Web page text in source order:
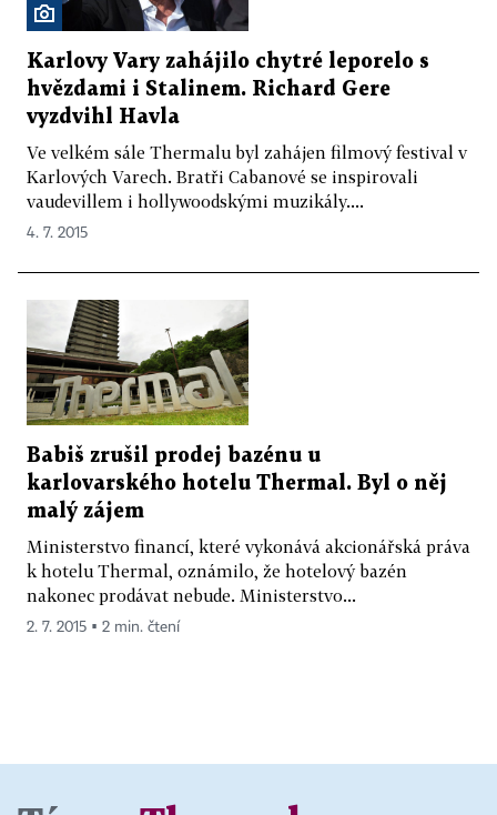
Karlovy Vary zahájilo chytré leporelo s
hvězdami i Stalinem. Richard Gere
vyzdvihl Havla
Ve velkém sále Thermalu byl zahájen filmový festival v
Karlových Varech. Bratři Cabanové se inspirovali
vaudevillem i hollywoodskými muzikály....
4. 7. 2015
Babiš zrušil prodej bazénu u
karlovarského hotelu Thermal. Byl o něj
malý zájem
Ministerstvo financí, které vykonává akcionářská práva
k hotelu Thermal, oznámilo, že hotelový bazén
nakonec prodávat nebude. Ministerstvo...
2. 7. 2015 ▪ 2 min. čtení